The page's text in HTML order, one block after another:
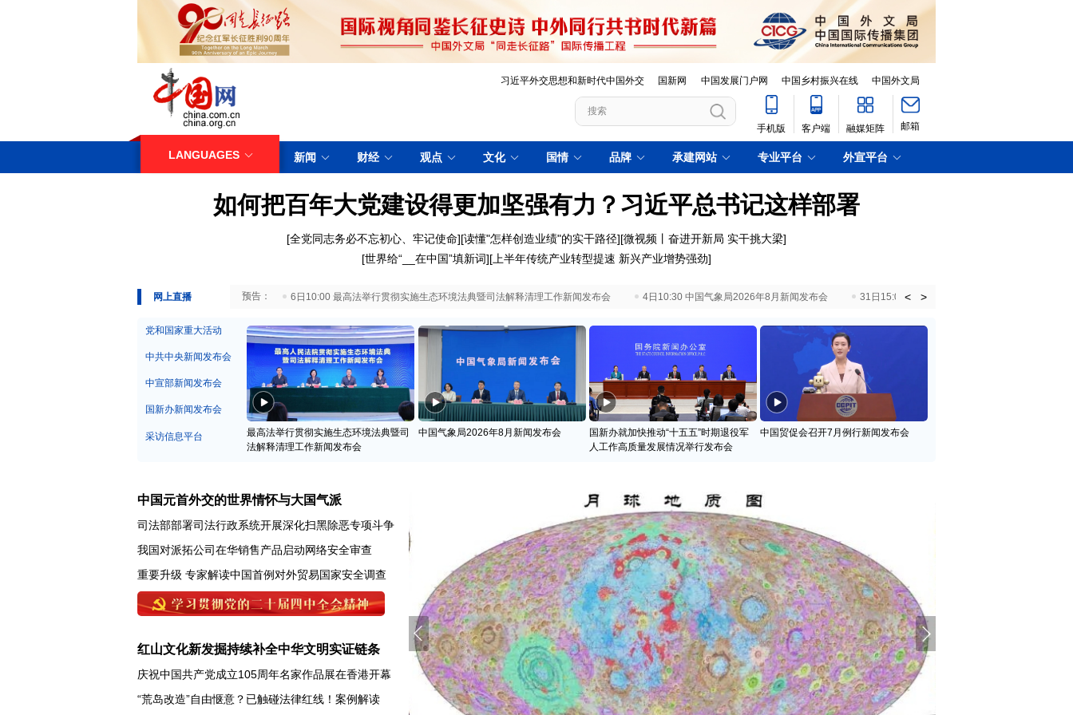
习近平外交思想和新时代中国外交 国新网 中国发展门户网 中国乡村振兴在线 中国外文局
手机版 客户端 融媒矩阵 邮箱
LANGUAGES 新闻 财经 观点 文化 国情 品牌 承建网站 专业平台 外宣平台
如何把百年大党建设得更加坚强有力？习近平总书记这样部署
[全党同志务必不忘初心、牢记使命][读懂"怎样创造业绩"的实干路径][微视频丨奋进开新局 实干挑大梁]
[世界给“__在中国”填新词][ 上半年传统产业转型提速 新兴产业增势强劲]
网上直播
29日10:00 国务院台湾事务办公室7月29日举行新闻发布会 6日10:00 最高法举行贯彻实施生态环境法典暨司法解释清理工作新闻发布会 4日10:30 中国气象局2026年8月新闻发布会 31日15:00 国新办就加快推动“十五五”时期退役
< >
党和国家重大活动
中共中央新闻发布会
中宣部新闻发布会
国新办新闻发布会
采访信息平台
最高法举行贯彻实施生态环境法典暨司
法解释清理工作新闻发布会
中国气象局2026年8月新闻发布会
国新办就加快推动“十五五”时期退役军
人工作高质量发展情况举行发布会
中国贸促会召开7月例行新闻发布会
中国元首外交的世界情怀与大国气派
司法部部署司法行政系统开展深化扫黑除恶专项斗争
我国对派拓公司在华销售产品启动网络安全审查
重要升级 专家解读中国首例对外贸易国家安全调查
红山文化新发掘持续补全中华文明实证链条
庆祝中国共产党成立105周年名家作品展在香港开幕
“荒岛改造”自由惬意？已触碰法律红线！案例解读